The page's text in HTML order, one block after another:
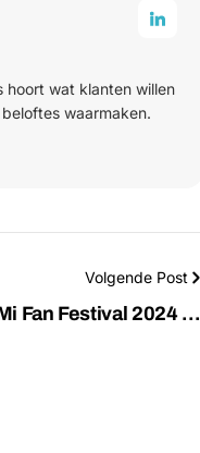
hoort wat klanten willen
waarmaken.
Volgende Post
Fan Festival 2024 bij